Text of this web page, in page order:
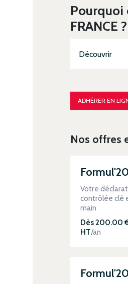
Pourquoi
FRANCE ?
Découvrir
ADHÉRER EN
Nos offres
Votre
contrôlée clé
main
Dès 200.00
HT/an